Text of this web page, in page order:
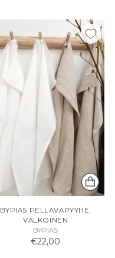
BYPIAS PELLAVAPYYHE,
VALKOINEN
BYPIAS
€22,00